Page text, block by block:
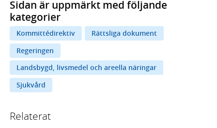
Sidan är uppmärkt med följande
kategorier
Kommittédirektiv
Rättsliga dokument
Regeringen
Landsbygd, livsmedel och areella näringar
Sjukvård
Relaterat